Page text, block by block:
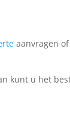
aanvragen
kunt u het